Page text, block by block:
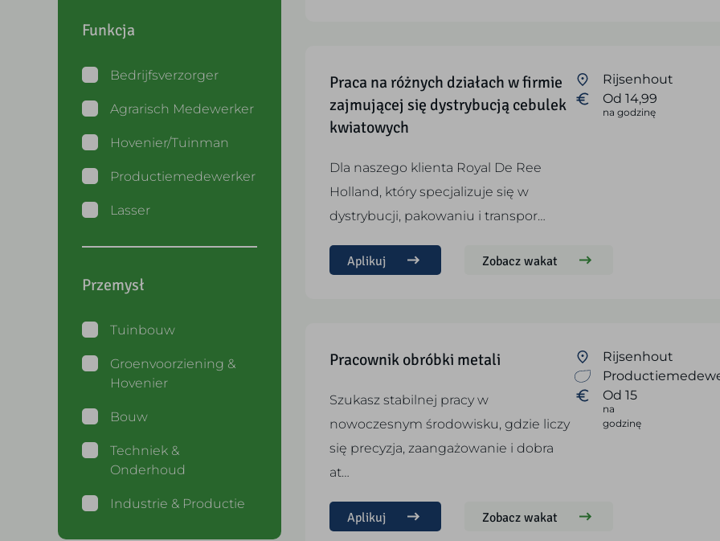
Funkcja
Bedrijfsverzorger
Agrarisch Medewerker
Hovenier/Tuinman
Productiemedewerker
Lasser
Przemysł
Tuinbouw
Groenvoorziening &
Hovenier
Bouw
Techniek &
Onderhoud
Industrie & Productie
Praca na różnych działach w firmie
zajmującej się dystrybucją cebulek
kwiatowych
Dla naszego klienta Royal De Ree
Holland, który specjalizuje się w
dystrybucji, pakowaniu i transpor…
Rijsenhout
Od 14,99
na godzinę
Aplikuj Zobacz wakat
Pracownik obróbki metali
Szukasz stabilnej pracy w
nowoczesnym środowisku, gdzie liczy
się precyzja, zaangażowanie i dobra
at…
Rijsenhout
Od 15
na
godzinę
Aplikuj Zobacz wakat